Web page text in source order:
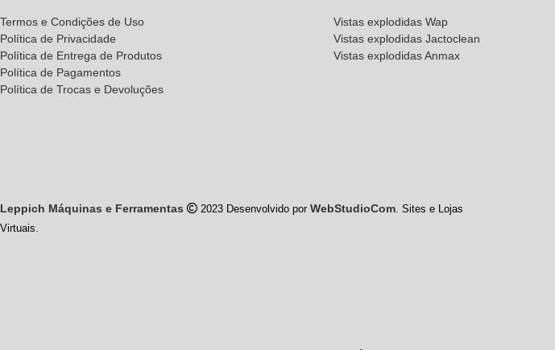
Termos e Condições de Uso
Política de Privacidade
Política de Entrega de Produtos
Política de Pagamentos
Política de Trocas e Devoluções
Vistas explodidas Wap
Vistas explodidas Jactoclean
Vistas explodidas Anmax
Leppich Máquinas e Ferramentas 2023 Desenvolvido por WebStudioCom. Sites e Lojas
Virtuais.